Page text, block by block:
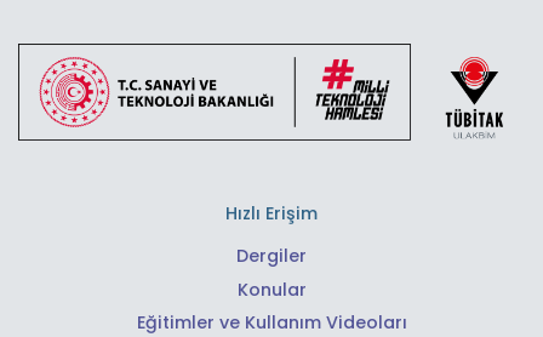
Hızlı Erişim
Dergiler
Konular
Eğitimler ve Kullanım Videoları